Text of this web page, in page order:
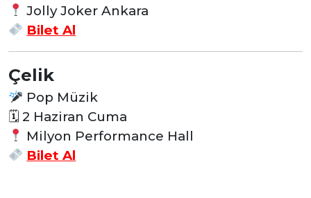
Jolly Joker Ankara
Bilet Al
Çelik
Pop Müzik
🗓 2 Haziran Cuma
Milyon Performance Hall
Bilet Al